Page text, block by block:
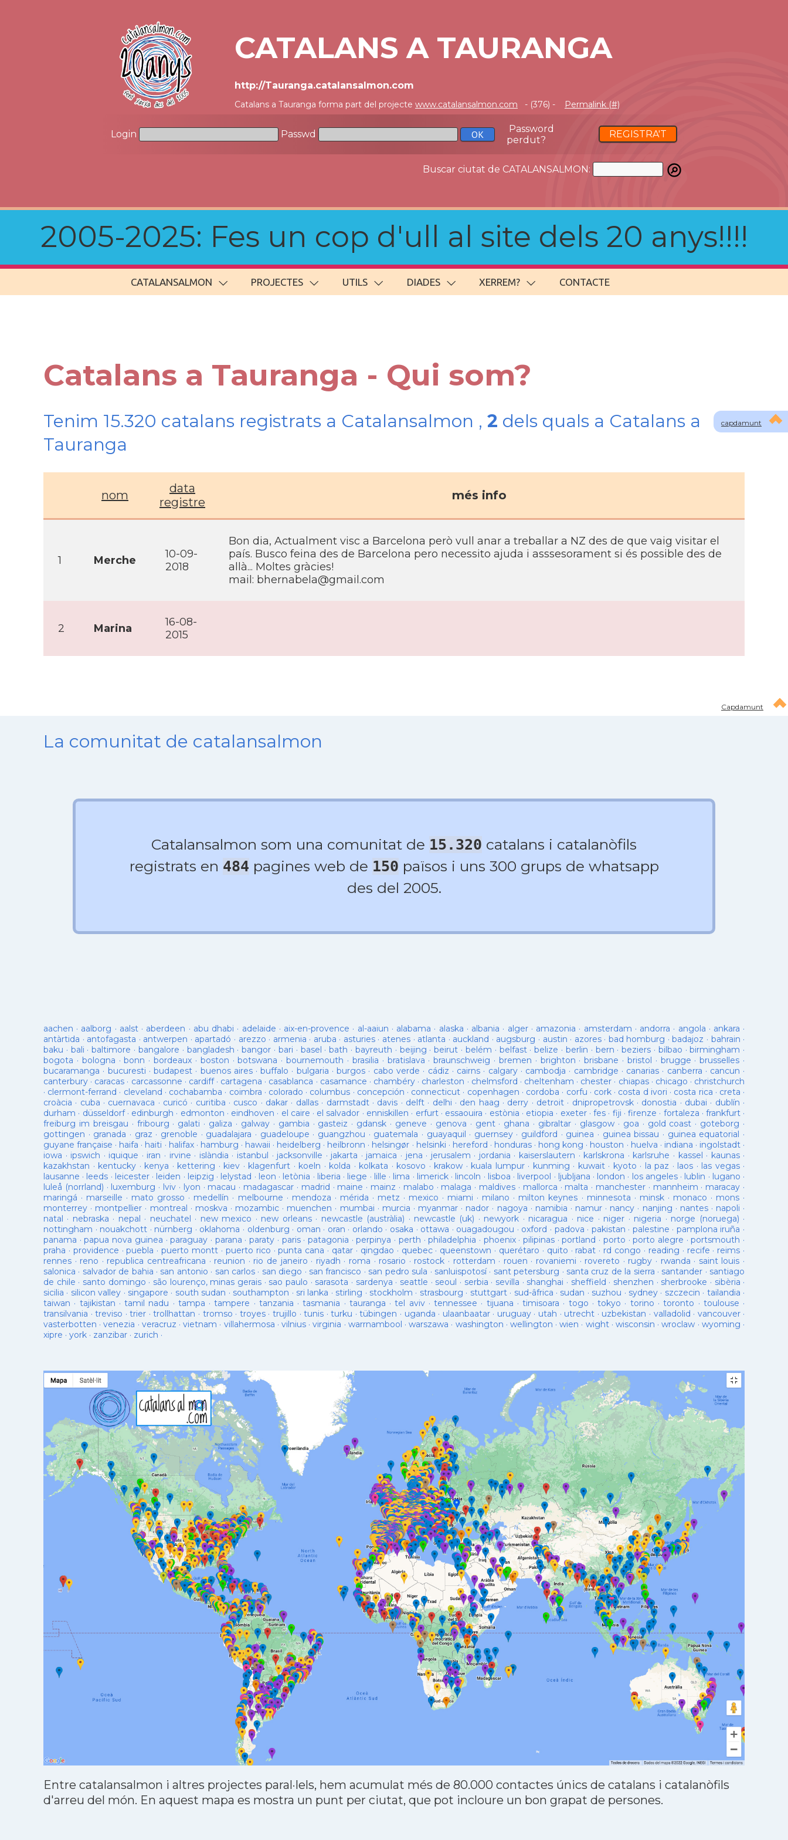
CATALANS A TAURANGA
http://Tauranga.catalansalmon.com
Catalans a Tauranga forma part del projecte www.catalansalmon.com - (376) - Permalink (#)
Login Passwd
Password
perdut?
REGISTRA'T
Buscar ciutat de CATALANSALMON:
2005-2025: Fes un cop d'ull al site dels 20 anys!!!!
CATALANSALMON PROJECTES UTILS DIADES XERREM? CONTACTE
capdamunt
Catalans a Tauranga - Qui som?
Tenim 15.320 catalans registrats a Catalansalmon , 2 dels quals a Catalans a
Tauranga
nom
data
registre
més info
1 Merche
10-09-
2018
Bon dia, Actualment visc a Barcelona però vull anar a treballar a NZ des de que vaig visitar el
paí­s. Busco feina des de Barcelona pero necessito ajuda i asssesorament si és possible des de
allà... Moltes gràcies!
mail: bhernabela@gmail.com
2 Marina
16-08-
2015
Capdamunt
La comunitat de catalansalmon
Catalansalmon som una comunitat de 15.320 catalans i catalanòfils
registrats en 484 pagines web de 150 països i uns 300 grups de whatsapp
des del 2005.
aachen · aalborg · aalst· aberdeen · abu dhabi · adelaide · aix-en-provence · al-aaiun · alabama · alaska · albania · alger· amazonia · amsterdam · andorra · angola · ankara ·
antàrtida · antofagasta · antwerpen · apartadó · arezzo · armenia · aruba · asturies· atenes · atlanta · auckland · augsburg · austin · azores· bad homburg ·badajoz · bahrain ·
baku · bali ·baltimore · bangalore · bangladesh ·bangor · bari · basel ·bath · bayreuth · beijing ·beirut · belém · belfast·belize · berlin · bern ·beziers · bilbao ·birmingham ·
bogota · bologna ·bonn ·bordeaux · boston ·botswana ·bournemouth · brasilia · bratislava ·braunschweig · bremen · brighton ·brisbane · bristol · brugge ·brusselles ·
bucaramanga · bucuresti · budapest · buenos aires·buffalo · bulgaria ·burgos · cabo verde · cádiz · cairns · calgary· cambodja · cambridge · canarias · canberra · cancun ·
canterbury · caracas · carcassonne · cardiff· cartagena · casablanca · casamance · chambéry · charleston · chelmsford · cheltenham · chester · chiapas· chicago · christchurch
· clermont-ferrand · cleveland · cochabamba · coimbra · colorado · columbus · concepción · connecticut · copenhagen · cordoba · corfu · cork · costa d ivori · costa rica · creta ·
croàcia · cuba · cuernavaca · curicó · curitiba · cusco · dakar · dallas· darmstadt· davis · delft· delhi · den haag · derry · detroit· dnipropetrovsk· donostia · dubai · dublín ·
durham · düsseldorf· edinburgh · edmonton · eindhoven · el caire · el salvador · enniskillen · erfurt· essaouira · estònia · etiopia · exeter· fes · fiji · firenze · fortaleza · frankfurt ·
freiburg im breisgau · fribourg · galati · galiza · galway· gambia · gasteiz · gdansk · geneve · genova · gent· ghana · gibraltar · glasgow· goa · gold coast · goteborg ·
gottingen · granada · graz · grenoble · guadalajara · guadeloupe · guangzhou · guatemala · guayaquil · guernsey· guildford · guinea · guinea bissau · guinea equatorial ·
guyane française · haifa · haiti · halifax· hamburg · hawaii · heidelberg · heilbronn · helsingør · helsinki · hereford · honduras· hong kong · houston · huelva · indiana · ingolstadt·
iowa · ipswich · iquique · iran · irvine · islàndia · istanbul · jacksonville · jakarta · jamaica · jena · jerusalem · jordania · kaiserslautern · karlskrona · karlsruhe · kassel · kaunas·
kazakhstan · kentucky · kenya · kettering · kiev · klagenfurt · koeln · kolda · kolkata · kosovo · krakow · kuala lumpur· kunming · kuwait· kyoto · la paz · laos · las vegas·
lausanne · leeds · leicester· leiden · leipzig · lelystad · leon · letònia · liberia · liege · lille · lima · limerick· lincoln · lisboa · liverpool · ljubljana · london · los angeles· lublin · lugano ·
luleå (norrland) · luxemburg · lviv · lyon · macau · madagascar · madrid · maine · mainz · malabo · malaga · maldives · mallorca · malta · manchester · mannheim · maracay ·
maringá · marseille · mato grosso · medellín · melbourne · mendoza · mérida · metz · mexico · miami · milano · milton keynes · minnesota · minsk· monaco · mons ·
monterrey · montpellier · montreal · moskva · mozambic · muenchen · mumbai · murcia · myanmar · nador · nagoya · namibia · namur · nancy · nanjing · nantes· napoli ·
natal · nebraska · nepal · neuchatel · new mexico · new orleans· newcastle (austràlia) · newcastle (uk) · newyork · nicaragua · nice · niger · nigeria · norge (noruega) ·
nottingham · nouakchott · nürnberg · oklahoma · oldenburg · oman · oran · orlando · osaka · ottawa · ouagadougou · oxford · padova · pakistan · palestine · pamplona iruña ·
panama ·papua nova guinea ·paraguay · parana ·paraty · paris· patagonia ·perpinya · perth ·philadelphia · phoenix·pilipinas ·portland · porto ·porto alegre ·portsmouth ·
praha · providence ·puebla ·puerto montt · puerto rico ·punta cana · qatar · qingdao · quebec· queenstown · querétaro · quito · rabat · rd congo · reading · recife · reims ·
rennes · reno · republica centreafricana · reunion · rio de janeiro · riyadh · roma · rosario · rostock · rotterdam · rouen · rovaniemi · rovereto · rugby · rwanda · saint louis ·
salonica · salvador de bahia · san antonio · san carlos · san diego · san francisco · san pedro sula · sanluispotosí· sant petersburg · santa cruz de la sierra · santander · santiago
de chile · santo domingo · são lourenço, minas gerais· sao paulo · sarasota · sardenya · seattle · seoul · serbia · sevilla · shanghai · sheffield · shenzhen · sherbrooke · sibèria ·
sicilia · silicon valley · singapore · south sudan · southampton · sri lanka · stirling · stockholm · strasbourg · stuttgart· sud-âfrica · sudan · suzhou · sydney · szczecin · tailandia ·
taiwan · tajikistan ·tamil nadu · tampa ·tampere · tanzania ·tasmania · tauranga ·tel aviv·tennessee · tijuana ·timisoara · togo ·tokyo · torino ·toronto · toulouse ·
transilvania ·treviso ·trier ·trollhattan · tromso · troyes· trujillo ·tunis ·turku ·tübingen · uganda · ulaanbaatar· uruguay· utah · utrecht · uzbekistan · valladolid · vancouver·
vasterbotten ·venezia · veracruz ·vietnam · villahermosa · vilnius·virginia · warrnambool ·warszawa · washington · wellington ·wien · wight·wisconsin ·wroclaw · wyoming ·
xipre · york · zanzibar · zurich ·
Entre catalansalmon i altres projectes paral·lels, hem acumulat més de 80.000 contactes únics de catalans i catalanòfils
d'arreu del món. En aquest mapa es mostra un punt per ciutat, que pot incloure un bon grapat de persones.